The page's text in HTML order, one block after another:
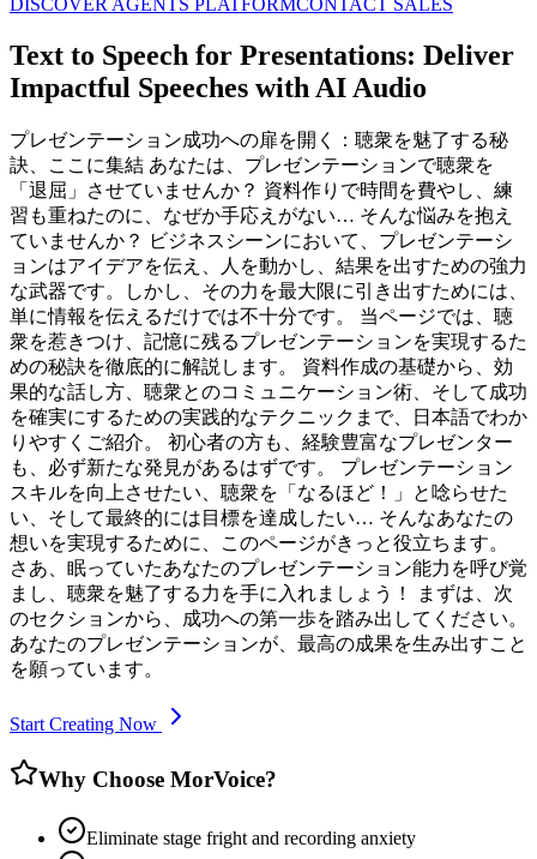
DISCOVER AGENTS PLATFORMCONTACT SALES
Text to Speech for Presentations: Deliver
Impactful Speeches with AI Audio
プレゼンテーション成功への扉を開く：聴衆を魅了する秘
訣、ここに集結 あなたは、プレゼンテーションで聴衆を
「退屈」させていませんか？ 資料作りで時間を費やし、練
習も重ねたのに、なぜか手応えがない… そんな悩みを抱え
ていませんか？ ビジネスシーンにおいて、プレゼンテーシ
ョンはアイデアを伝え、人を動かし、結果を出すための強力
な武器です。しかし、その力を最大限に引き出すためには、
単に情報を伝えるだけでは不十分です。 当ページでは、聴
衆を惹きつけ、記憶に残るプレゼンテーションを実現するた
めの秘訣を徹底的に解説します。 資料作成の基礎から、効
果的な話し方、聴衆とのコミュニケーション術、そして成功
を確実にするための実践的なテクニックまで、日本語でわか
りやすくご紹介。 初心者の方も、経験豊富なプレゼンター
も、必ず新たな発見があるはずです。 プレゼンテーション
スキルを向上させたい、聴衆を「なるほど！」と唸らせた
い、そして最終的には目標を達成したい… そんなあなたの
想いを実現するために、このページがきっと役立ちます。
さあ、眠っていたあなたのプレゼンテーション能力を呼び覚
まし、聴衆を魅了する力を手に入れましょう！ まずは、次
のセクションから、成功への第一歩を踏み出してください。
あなたのプレゼンテーションが、最高の成果を生み出すこと
を願っています。
Start Creating Now
Why Choose MorVoice?
Eliminate stage fright and recording anxiety